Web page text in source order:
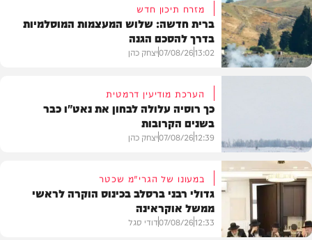
מזרח תיכון חדש
ברית חדשה: שלוש המעצמות המוסלמיות
בדרך להסכם הגנה
13:02
07/08/26יצחק כהן
הערכת מודיעין דרמטית
כך רוסיה עלולה לבחון את נאט"ו כבר
בשנים הקרובות
12:39
07/08/26יצחק כהן
במעונו של הגרי"מ שכטר
גדולי רבני ברסלב בכינוס הוקרה לראשי
ממשל אוקראינה
12:33
07/08/26דודי סגל